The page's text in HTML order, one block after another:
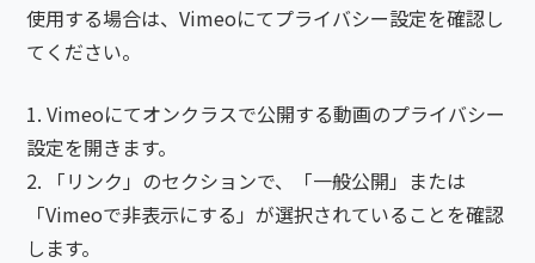
使用する場合は、Vimeoにてプライバシー設定を確認し
てください。
Vimeoにてオンクラスで公開する動画のプライバシー
設定を開きます。
「リンク」のセクションで、「一般公開」または
「Vimeoで非表示にする」が選択されていることを確認
します。